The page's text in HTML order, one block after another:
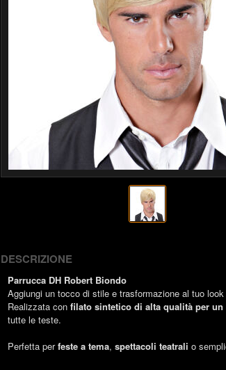
DESCRIZIONE
Parrucca DH Robert Biondo
Aggiungi un tocco di stile e trasformazione al tuo
Realizzata con filato sintetico di alta qualità per
tutte le teste.
Perfetta perfeste a tema, spettacoli teatrali o